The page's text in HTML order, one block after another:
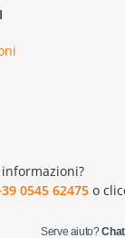
0545 62475 o
Serve aiuto?